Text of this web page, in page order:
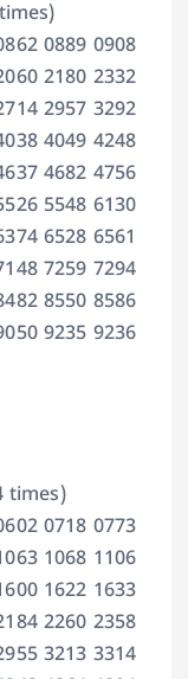
0889 0908
2180 2332
2957 3292
4049 4248
4682 4756
5548 6130
6528 6561
7259 7294
8550 8586
9235 9236
times)
0718 0773
1068 1106
1622 1633
2260 2358
3213 3314